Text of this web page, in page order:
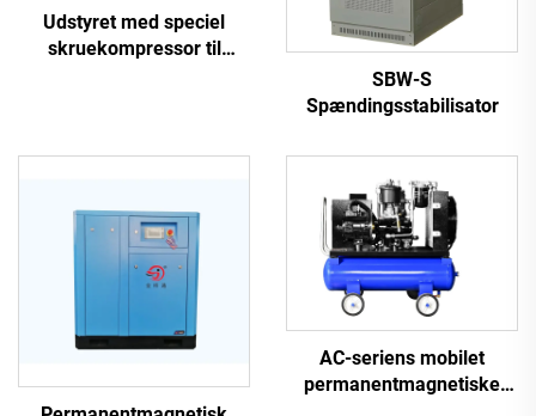
Udstyret med speciel
skruekompressor til
SBW-S
Spændingsstabilisator
AC-seriens mobilet
permanentmagnetiske